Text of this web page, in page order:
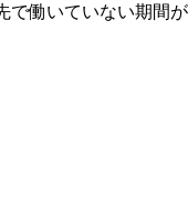
働いていない期間